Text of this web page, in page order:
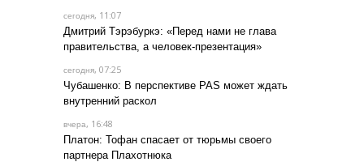
сегодня, 11:07
Дмитрий Тэрэбуркэ: «Перед нами не глава
правительства, а человек-презентация»
сегодня, 07:25
Чубашенко: В перспективе PAS может ждать
внутренний раскол
вчера, 16:48
Платон: Тофан спасает от тюрьмы своего
партнера Плахотнюка